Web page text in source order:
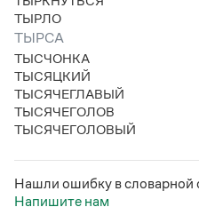
Статьи
Монологи
Интервью
Лекции и подкасты
Рекомендуем
Правила русского языка: от
Интерактивные упражнения:
ТЫРЛО
ТЫРСА
ТЫСЧОНКА
ТЫСЯЦКИЙ
ТЫСЯЧЕГЛАВЫЙ
ТЫСЯЧЕГОЛОВ
ТЫСЯЧЕГОЛОВЫЙ
Нашли ошибку в словарной
Напишите нам